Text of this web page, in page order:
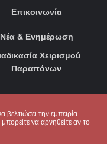
βελτιώσει την εμπειρία
να αρνηθείτε αν το
Επικοινωνία
Νέα & Ενημέρωση
Χειρισμού
Παραπόνων